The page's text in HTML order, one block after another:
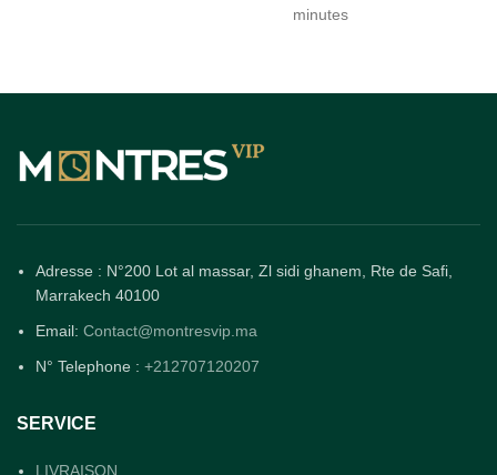
minutes
Adresse : N°200 Lot al massar, Zl sidi ghanem, Rte de Safi,
Marrakech 40100
Email: Contact@montresvip.ma
N° Telephone : +212707120207
SERVICE
LIVRAISON